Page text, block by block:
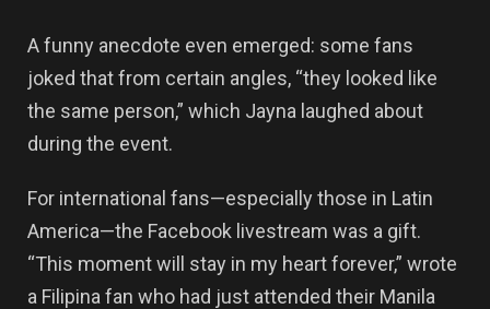
A funny anecdote even emerged: some fans
joked that from certain angles, “they looked like
the same person,” which Jayna laughed about
during the event.
For international fans—especially those in Latin
America—the Facebook livestream was a gift.
“This moment will stay in my heart forever,” wrote
a Filipina fan who had just attended their Manila